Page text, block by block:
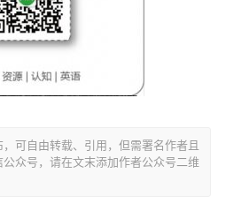
，可自由转载、引用，但需署名作者且
众号，请在文末添加作者公众号二维